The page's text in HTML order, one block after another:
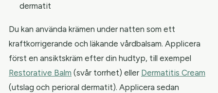
dermatit
Du kan använda krämen under natten som ett
kraftkorrigerande och läkande vårdbalsam. Applicera
först en ansiktskräm efter din hudtyp, till exempel
Restorative Balm (svår torrhet) eller Dermatitis Cream
(utslag och perioral dermatit). Applicera sedan